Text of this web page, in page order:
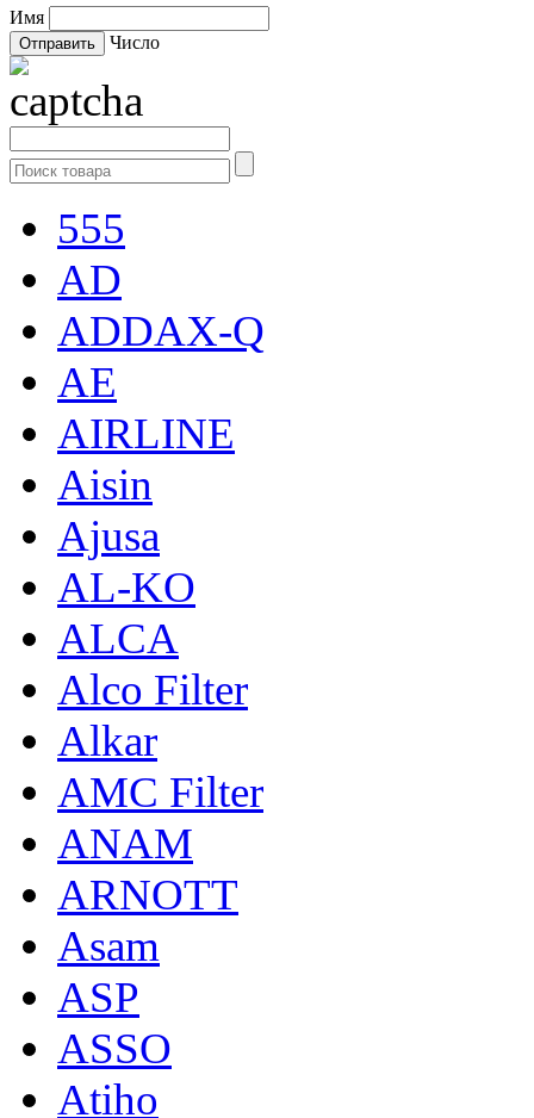
Имя
Число
555
AD
ADDAX-Q
AE
AIRLINE
Aisin
Ajusa
AL-KO
ALCA
Alco Filter
Alkar
AMC Filter
ANAM
ARNOTT
Asam
ASP
ASSO
Atiho